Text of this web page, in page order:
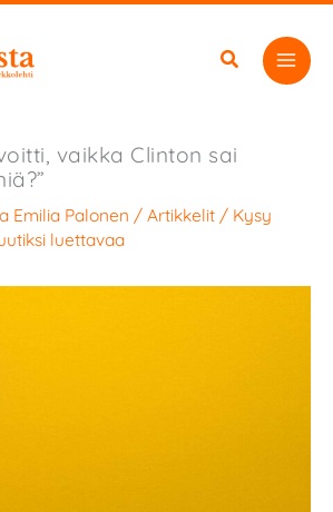
vaikka Clinton sai
Emilia Palonen / Artikkelit / Kysy
luettavaa